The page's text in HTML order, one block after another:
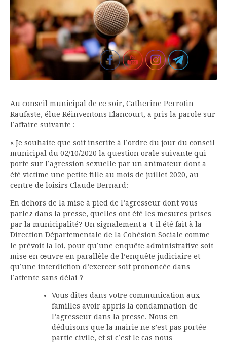
Au conseil municipal de ce soir, Catherine Perrotin
Raufaste, élue Réinventons Elancourt, a pris la parole sur
l’affaire suivante :
« Je souhaite que soit inscrite à l’ordre du jour du conseil
municipal du 02/10/2020 la question orale suivante qui
porte sur l’agression sexuelle par un animateur dont a
été victime une petite fille au mois de juillet 2020, au
centre de loisirs Claude Bernard:
En dehors de la mise à pied de l’agresseur dont vous
parlez dans la presse, quelles ont été les mesures prises
par la municipalité? Un signalement a-t-il été fait à la
Direction Départementale de la Cohésion Sociale comme
le prévoit la loi, pour qu’une enquête administrative soit
mise en œuvre en parallèle de l’enquête judiciaire et
qu’une interdiction d’exercer soit prononcée dans
l’attente sans délai ?
Vous dîtes dans votre communication aux
familles avoir appris la condamnation de
l’agresseur dans la presse. Nous en
déduisons que la mairie ne s’est pas portée
partie civile, et si c’est le cas nous